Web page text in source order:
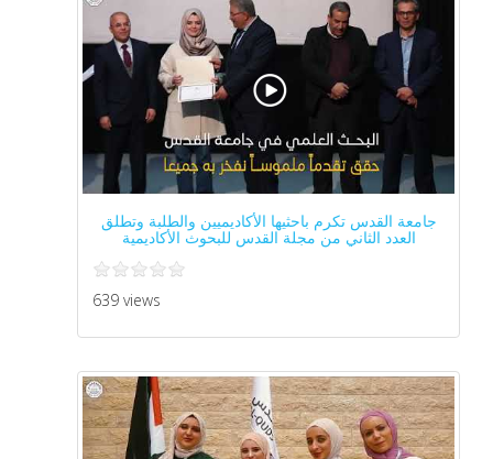
جامعة القدس تكرم باحثيها الأكاديميين والطلبة وتطلق
العدد الثاني من مجلة القدس للبحوث الأكاديمية
639 views